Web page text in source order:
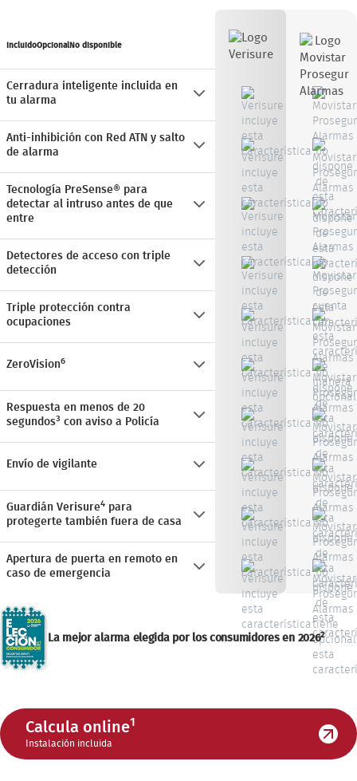
IncluidoOpcional No disponible
Cerradura inteligente incluida en
tu alarma
Anti-inhibición con Red ATN y salto
de alarma
Tecnología PreSense® para
detectar al intruso antes de que
entre
Detectores de acceso con triple
detección
Triple protección contra
ocupaciones
ZeroVision6
Respuesta en menos de 20
segundos3 con aviso a Policía
Envío de vigilante
Guardián Verisure4 para
protegerte también fuera de casa
Apertura de puerta en remoto en
caso de emergencia
La mejor alarma elegida por los consumidores en 20262
Calcula online1
Instalación incluida